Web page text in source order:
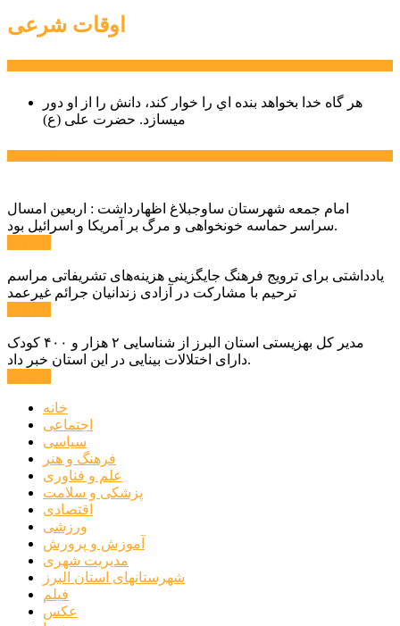
اوقات شرعی
هر گاه خدا بخواهد بنده اي را خوار كند، دانش را از او دور
میسازد. حضرت علی (ع)
امام جمعه شهرستان ساوجبلاغ اظهارداشت : اربعین امسال
سراسر حماسه خونخواهی و مرگ بر آمریکا و اسرائیل بود.
یادداشتی برای ترویج فرهنگ جایگزینی هزینه‌های تشریفاتی مراسم
ترحیم با مشارکت در آزادی زندانیان جرائم غیرعمد
مدیر کل بهزیستی استان البرز از شناسایی ۲ هزار و ۴۰۰ کودک
دارای اختلالات بینایی در این استان خبر داد.
خانه
اجتماعی
سیاسی
فرهنگ و هنر
علم و فناوری
پزشکی و سلامت
اقتصادی
ورزشی
آموزش و پرورش
مدیریت شهری
شهرستانهای استان البرز
فیلم
عکس